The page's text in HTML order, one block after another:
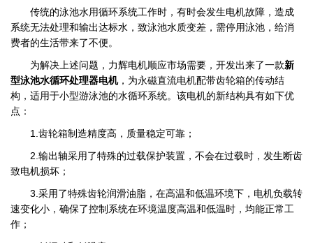
传统的泳池水用循环系统工作时，有时会发生电机故障，造成
系统无法处理和输出达标水，致泳池水质变差，需停用泳池，给消
费者的生活带来了不便。
为解决上述问题，力辉电机顺应市场需要，开发出来了一款新
型泳池水循环处理器电机，为永磁直流电机配带齿轮箱的传动结
构，适用于小型游泳池的水循环系统。该电机的新结构具有如下优
点：
1.齿轮箱制造精度高，质量稳定可靠；
2.输出轴采用了特殊的过载保护装置，不会在过载时，发生断齿
致电机损坏；
3.采用了特殊齿轮润滑油脂，在高温和低温环境下，电机负载转
速变化小，确保了控制系统在环境温度高温和低温时，均能正常工
作；